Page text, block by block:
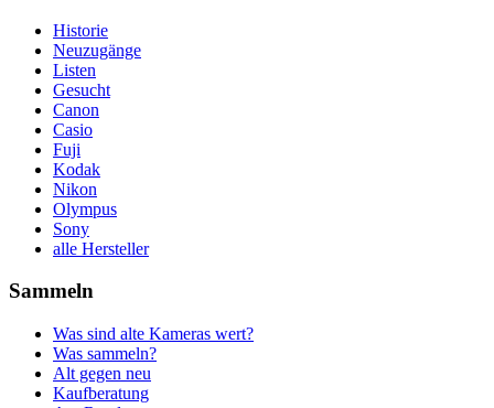
Historie
Neuzugänge
Listen
Gesucht
Canon
Casio
Fuji
Kodak
Nikon
Olympus
Sony
alle Hersteller
Sammeln
Was sind alte Kameras wert?
Was sammeln?
Alt gegen neu
Kaufberatung